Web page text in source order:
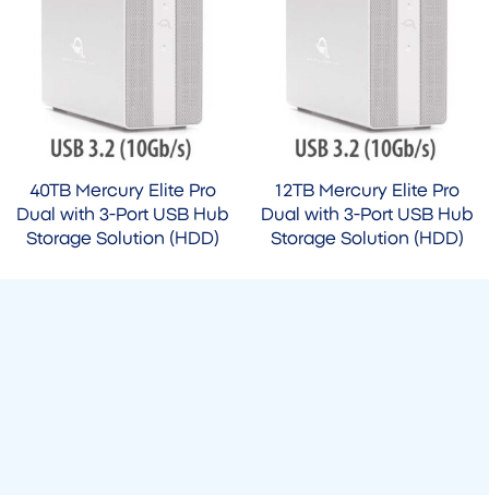
12TB Mercury Elite Pro
Dual with 3-Port USB Hub
Storage Solution (HDD)
40TB Mercury Elite Pro
Dual with 3-Port USB Hub
Storage Solution (HDD)